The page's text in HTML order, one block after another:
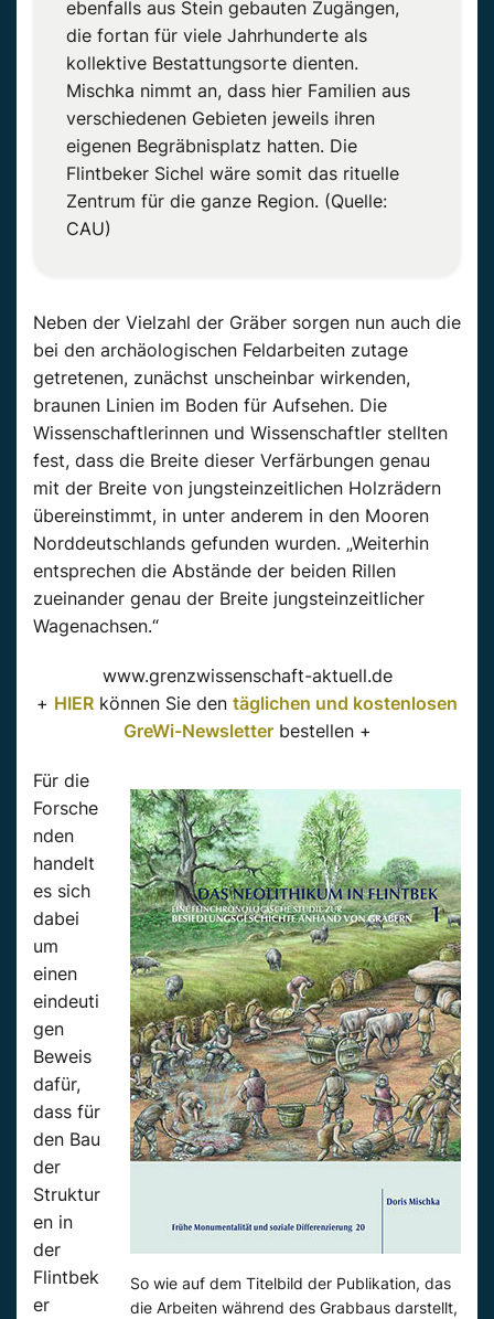
ebenfalls aus Stein gebauten Zugängen,
die fortan für viele Jahrhunderte als
kollektive Bestattungsorte dienten.
Mischka nimmt an, dass hier Familien aus
verschiedenen Gebieten jeweils ihren
eigenen Begräbnisplatz hatten. Die
Flintbeker Sichel wäre somit das rituelle
Zentrum für die ganze Region. (Quelle:
CAU)
Neben der Vielzahl der Gräber sorgen nun auch die
bei den archäologischen Feldarbeiten zutage
getretenen, zunächst unscheinbar wirkenden,
braunen Linien im Boden für Aufsehen. Die
Wissenschaftlerinnen und Wissenschaftler stellten
fest, dass die Breite dieser Verfärbungen genau
mit der Breite von jungsteinzeitlichen Holzrädern
übereinstimmt, in unter anderem in den Mooren
Norddeutschlands gefunden wurden. „Weiterhin
entsprechen die Abstände der beiden Rillen
zueinander genau der Breite jungsteinzeitlicher
Wagenachsen.“
www.grenzwissenschaft-aktuell.de
+ HIER können Sie den täglichen und kostenlosen
GreWi-Newsletterbestellen +
So wie auf dem Titelbild der Publikation, das
die Arbeiten während des Grabbaus darstellt,
Für die
Forsche
nden
handelt
es sich
dabei
um
einen
eindeuti
gen
Beweis
dafür,
dass für
den Bau
der
Struktur
en in
der
Flintbek
er